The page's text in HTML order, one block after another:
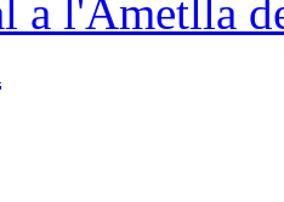
a l'Ametlla